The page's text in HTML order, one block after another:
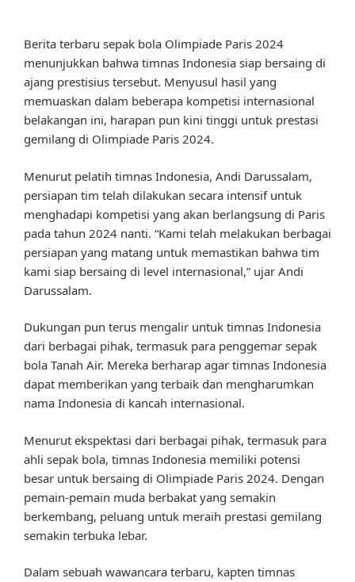
Berita terbaru sepak bola Olimpiade Paris 2024
menunjukkan bahwa timnas Indonesia siap bersaing di
ajang prestisius tersebut. Menyusul hasil yang
memuaskan dalam beberapa kompetisi internasional
belakangan ini, harapan pun kini tinggi untuk prestasi
gemilang di Olimpiade Paris 2024.
Menurut pelatih timnas Indonesia, Andi Darussalam,
persiapan tim telah dilakukan secara intensif untuk
menghadapi kompetisi yang akan berlangsung di Paris
pada tahun 2024 nanti. “Kami telah melakukan berbagai
persiapan yang matang untuk memastikan bahwa tim
kami siap bersaing di level internasional,” ujar Andi
Darussalam.
Dukungan pun terus mengalir untuk timnas Indonesia
dari berbagai pihak, termasuk para penggemar sepak
bola Tanah Air. Mereka berharap agar timnas Indonesia
dapat memberikan yang terbaik dan mengharumkan
nama Indonesia di kancah internasional.
Menurut ekspektasi dari berbagai pihak, termasuk para
ahli sepak bola, timnas Indonesia memiliki potensi
besar untuk bersaing di Olimpiade Paris 2024. Dengan
pemain-pemain muda berbakat yang semakin
berkembang, peluang untuk meraih prestasi gemilang
semakin terbuka lebar.
Dalam sebuah wawancara terbaru, kapten timnas